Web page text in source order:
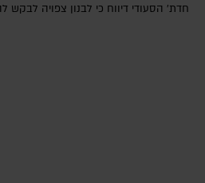
חדת' הסעודי דיווח כי לבנון צפויה לבקש